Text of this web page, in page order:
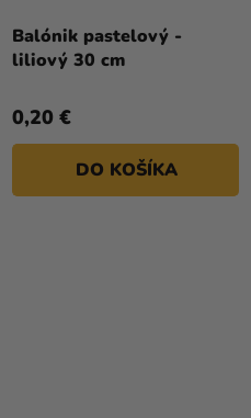
Balónik pastelový -
liliový 30 cm
0,20 €
DO KOŠÍKA